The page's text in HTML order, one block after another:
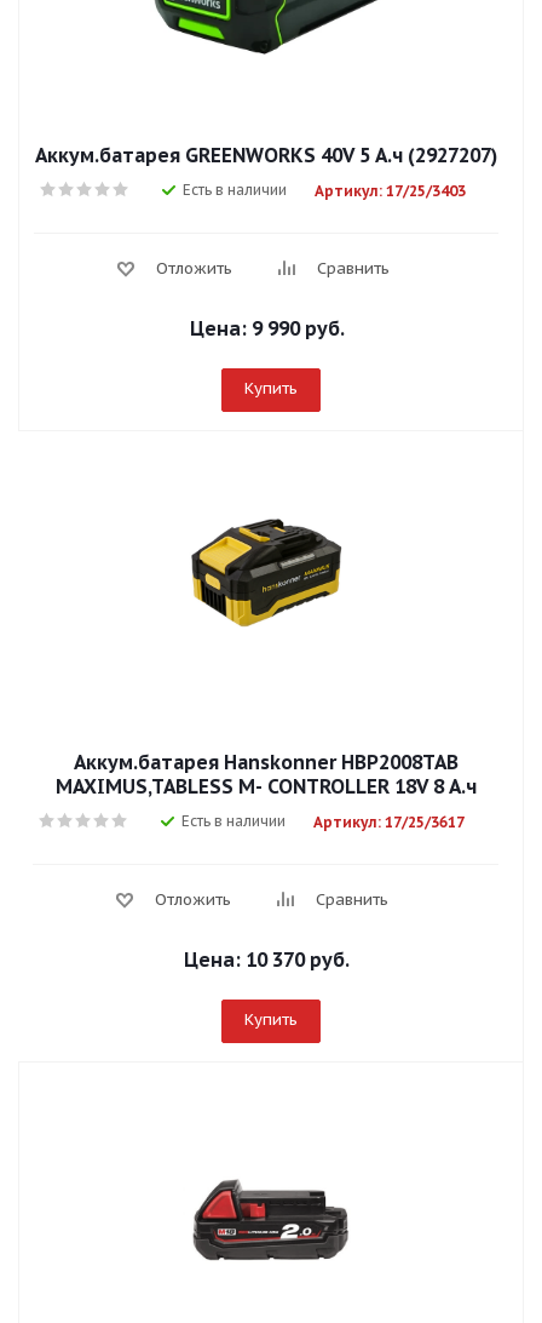
Аккум.батарея GREENWORKS 40V 5 А.ч (2927207)
Есть в наличии Артикул: 17/25/3403
Отложить Сравнить
Цена: 9 990 руб.
Купить
Аккум.батарея Hanskonner HBP2008TAB
MAXIMUS,TABLESS M- CONTROLLER 18V 8 А.ч
Есть в наличии Артикул: 17/25/3617
Отложить Сравнить
Цена: 10 370 руб.
Купить